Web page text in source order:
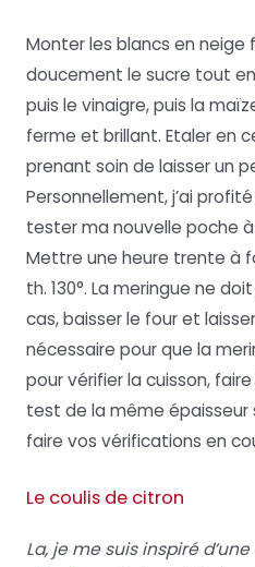
Monter les blancs en neige
doucement le sucre tout
puis le vinaigre, puis la
ferme et brillant. Etaler en
prenant soin de laisser un
Personnellement, j’ai
tester ma nouvelle poche à
Mettre une heure trente à
th. 130°. La meringue ne
cas, baisser le four et
nécessaire pour que la
pour vérifier la cuisson,
test de la même épaisseur
faire vos vérifications en
Le coulis de citron
La, je me suis inspiré